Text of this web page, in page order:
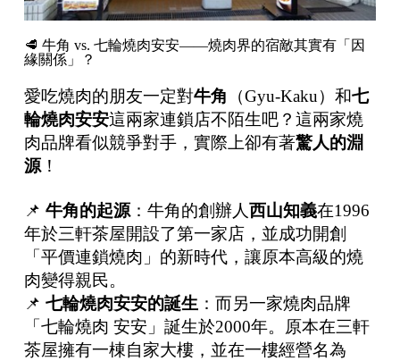
🥩 牛角 vs. 七輪燒肉安安——燒肉界的宿敵其實有「因
緣關係」？
愛吃燒肉的朋友一定對牛角 （Gyu-Kaku）和七
輪燒肉安安這兩家連鎖店不陌生吧？這兩家燒
肉品牌看似競爭對手，實際上卻有著驚人的淵
源！
📌 牛角的起源：牛角的創辦人西山知義在1996
年於三軒茶屋開設了第一家店，並成功開創
「平價連鎖燒肉」的新時代，讓原本高級的燒
肉變得親民。
📌 七輪燒肉安安的誕生 ：而另一家燒肉品牌
「七輪燒肉 安安」誕生於2000年。原本在三軒
茶屋擁有一棟自家大樓，並在一樓經營名為